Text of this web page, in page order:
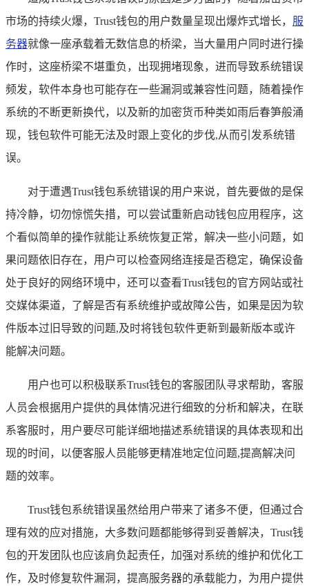
市场的持续火爆，Trust钱包的用户数量呈现出爆炸式增长， 服
务器就像一座承载着无数信息的桥梁，当大量用户同时进行操
作时，这座桥梁不堪重负，出现拥堵现象，进而导致系统错误
频发，软件本身也可能存在一些漏洞或兼容性问题，随着操作
系统的不断更新换代，以及新的加密货币种类如雨后春笋般涌
现，钱包软件可能无法及时跟上变化的步伐,从而引发系统错
误。
对于遭遇Trust钱包系统错误的用户来说，首先要做的是保
持冷静，切勿惊慌失措，可以尝试重新启动钱包应用程序，这
个看似简单的操作就能让系统恢复正常，解决一些小问题，如
果问题依旧存在，用户可以检查网络连接是否稳定，确保设备
处于良好的网络环境中，还可以查看Trust钱包的官方网站或社
交媒体渠道，了解是否有系统维护或故障公告，如果是因为软
件版本过旧导致的问题,及时将钱包软件更新到最新版本或许
能解决问题。
用户也可以积极联系Trust钱包的客服团队寻求帮助，客服
人员会根据用户提供的具体情况进行细致的分析和解决，在联
系客服时，用户要尽可能详细地描述系统错误的具体表现和出
现的时间，以便客服人员能够更精准地定位问题,提高解决问
题的效率。
Trust钱包系统错误虽然给用户带来了诸多不便，但通过合
理有效的应对措施，大多数问题都能够得到妥善解决，Trust钱
包的开发团队也应该肩负起责任，加强对系统的维护和优化工
作，及时修复软件漏洞，提高服务器的承载能力，为用户提供